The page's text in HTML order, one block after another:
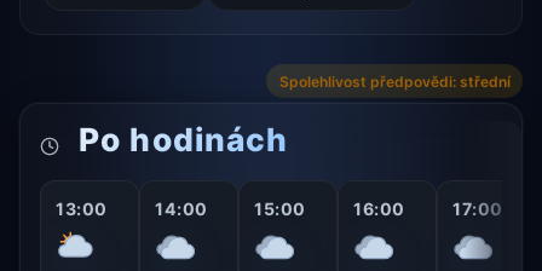
Spolehlivost předpovědi: střední
Po hodinách
13:00 14:00 15:00 16:00 17:00